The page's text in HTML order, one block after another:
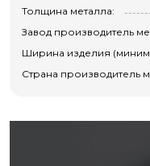
Толщина металла:
Завод производитель
Ширина изделия
Страна производитель